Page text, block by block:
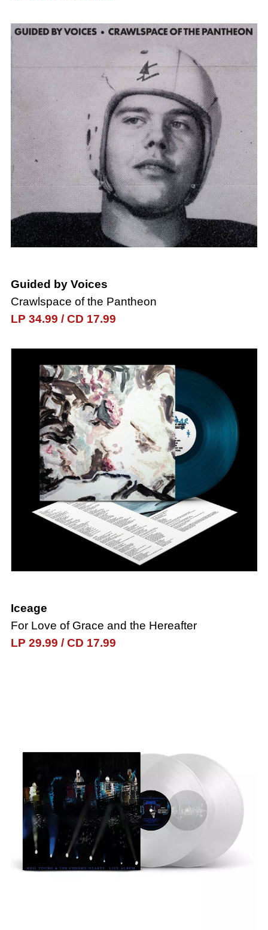
Guided by Voices
Crawlspace of the Pantheon
LP 34.99 / CD 17.99
Iceage
For Love of Grace and the Hereafter
LP 29.99 / CD 17.99